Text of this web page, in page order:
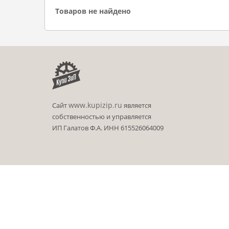
Товаров не найдено
Сайтwww.kupizip.ru является
собственностью и управляется
ИП Галатов Ф.А. ИНН 615526064009